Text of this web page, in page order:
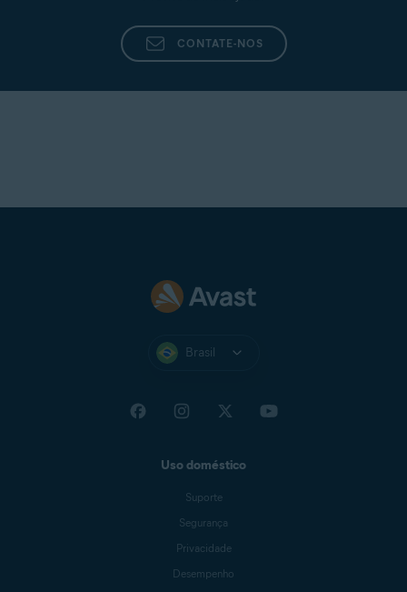
CONTATE-NOS
Brasil
Uso doméstico
Suporte
Segurança
Privacidade
Desempenho